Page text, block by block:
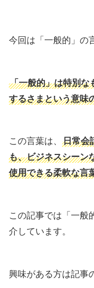
今回は「一般的」の
「一般的」は特別な
するさまという意味
この言葉は、 日常会
も、ビジネスシーン
使用できる柔軟な言
この記事では「一般
介しています。
興味がある方は記事